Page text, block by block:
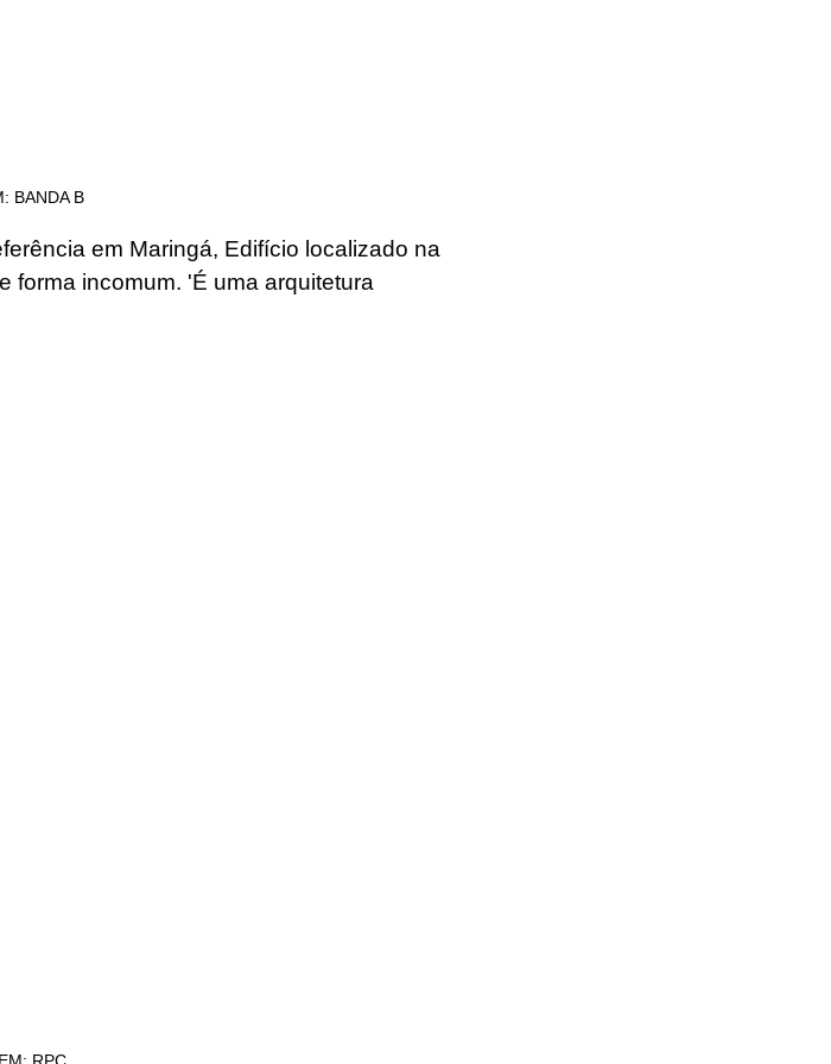
BANDA B
em Maringá, Edifício localizado na
forma incomum. 'É uma arquitetura